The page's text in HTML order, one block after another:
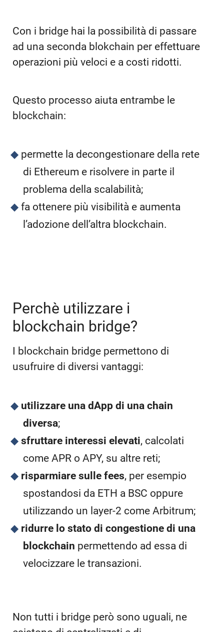
Con i bridge hai la possibilità di passare
ad una seconda blokchain per effettuare
operazioni più veloci e a costi ridotti.
Questo processo aiuta entrambe le
blockchain:
permette la decongestionare della rete
di Ethereum e risolvere in parte il
problema della scalabilità;
fa ottenere più visibilità e aumenta
l’adozione dell’altra blockchain.
Perchè utilizzare i
blockchain bridge?
I blockchain bridge permettono di
usufruire di diversi vantaggi:
utilizzare una dApp di una chain
diversa;
sfruttare interessi elevati, calcolati
come APR o APY, su altre reti;
risparmiare sulle fees, per esempio
spostandosi da ETH a BSC oppure
utilizzando un layer-2 come Arbitrum;
ridurre lo stato di congestione di una
blockchain permettendo ad essa di
velocizzare le transazioni.
Non tutti i bridge però sono uguali, ne